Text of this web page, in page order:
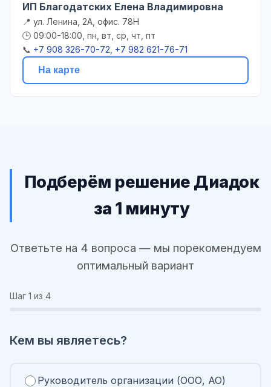
ИП Благодатских Елена Владимировна
📍 ул. Ленина, 2А, офис. 78Н
🕒 09:00-18:00, пн, вт, ср, чт, пт
📞 +7 908 326-70-72, +7 982 621-76-71
На карте
Подберём решение Диадок
за 1 минуту
Ответьте на 4 вопроса — мы порекомендуем
оптимальный вариант
Шаг 1 из 4
Кем вы являетесь?
Руководитель организации (ООО, АО)